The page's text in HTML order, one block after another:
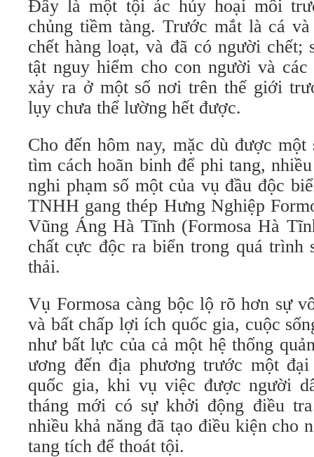
Đây là một tội ác hủy hoại môi
chủng tiềm tàng. Trước mắt là cá
chết hàng loạt, và đã có người chết;
tật nguy hiểm cho con người và
xảy ra ở một số nơi trên thế giới
lụy chưa thể lường hết được.
Cho đến hôm nay, mặc dù được
tìm cách hoãn binh để phi tang,
nghi phạm số một của vụ đầu độc
TNHH gang thép Hưng Nghiệp
Vũng Áng Hà Tĩnh (Formosa Hà
chất cực độc ra biển trong quá trình
thải.
Vụ Formosa càng bộc lộ rõ hơn sự
và bất chấp lợi ích quốc gia, cuộc
như bất lực của cả một hệ thống
ương đến địa phương trước một
quốc gia, khi vụ việc được người
tháng mới có sự khởi động điều
nhiều khả năng đã tạo điều kiện cho
tang tích để thoát tội.